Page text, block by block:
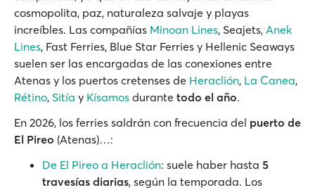
cosmopolita, paz, naturaleza salvaje y playas
increíbles. Las compañías Minoan Lines, Seajets, Anek
Lines, Fast Ferries, Blue Star Ferries y Hellenic Seaways
suelen ser las encargadas de las conexiones entre
Atenas y los puertos cretenses de Heraclión, La Canea,
Rétino, Sitía y Kísamos durante todo el año.
En 2026, los ferries saldrán con frecuencia del puerto de
El Pireo (Atenas)…:
De El Pireo a Heraclión: suele haber hasta 5
travesías diarias, según la temporada. Los